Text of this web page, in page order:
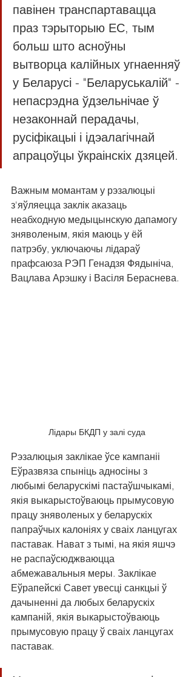
павінен транспартавацца
праз тэрыторыю ЕС, тым
больш што асноўны
вытворца калійных угнаенняў
у Беларусі - "Беларуськалій" -
непасрэдна ўдзельнічае ў
незаконнай перадачы,
русіфікацыі і ідэалагічнай
апрацоўцы ўкраінскіх дзяцей.
Важным момантам у рэзалюцыі
з'яўляецца заклік аказаць
неабходную медыцынскую дапамогу
зняволеным, якія маюць у ёй
патрэбу, уключаючы лідараў
прафсаюза РЭП Генадзя Фядыніча,
Вацлава Арэшку і Васіля Бераснева.
Лідары БКДП у залі суда
Рэзалюцыя заклікае ўсе кампаніі
Еўразвяза спыніць адносіны з
любымі беларускімі пастаўшчыкамі,
якія выкарыстоўваюць прымусовую
працу зняволеных у беларускіх
папраўчых калоніях у сваіх ланцугах
паставак. Нават з тымі, на якія яшчэ
не распаўсюджваюцца
абмежавальныя меры. Заклікае
Еўрапейскі Савет увесці санкцыі ў
дачыненні да любых беларускіх
кампаній, якія выкарыстоўваюць
прымусовую працу ў сваіх ланцугах
паставак.